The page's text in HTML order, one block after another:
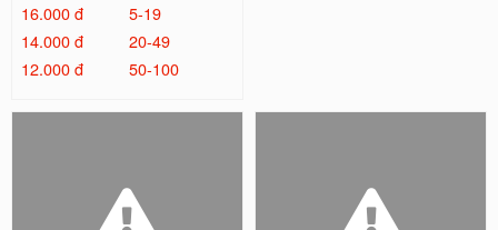
16.000 đ
5-19
14.000 đ
20-49
12.000 đ
50-100